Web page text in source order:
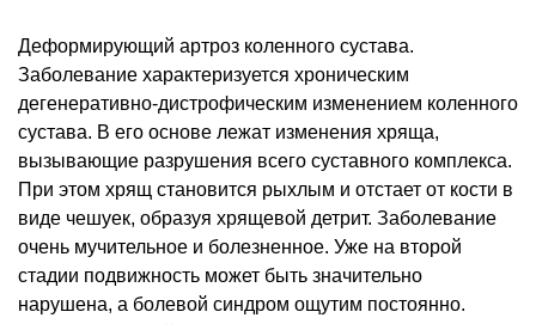
Деформирующий артроз коленного сустава.
Заболевание характеризуется хроническим
дегенеративно-дистрофическим изменением коленного
сустава. В его основе лежат изменения хряща,
вызывающие разрушения всего суставного комплекса.
При этом хрящ становится рыхлым и отстает от кости в
виде чешуек, образуя хрящевой детрит. Заболевание
очень мучительное и болезненное. Уже на второй
стадии подвижность может быть значительно
нарушена, а болевой синдром ощутим постоянно.